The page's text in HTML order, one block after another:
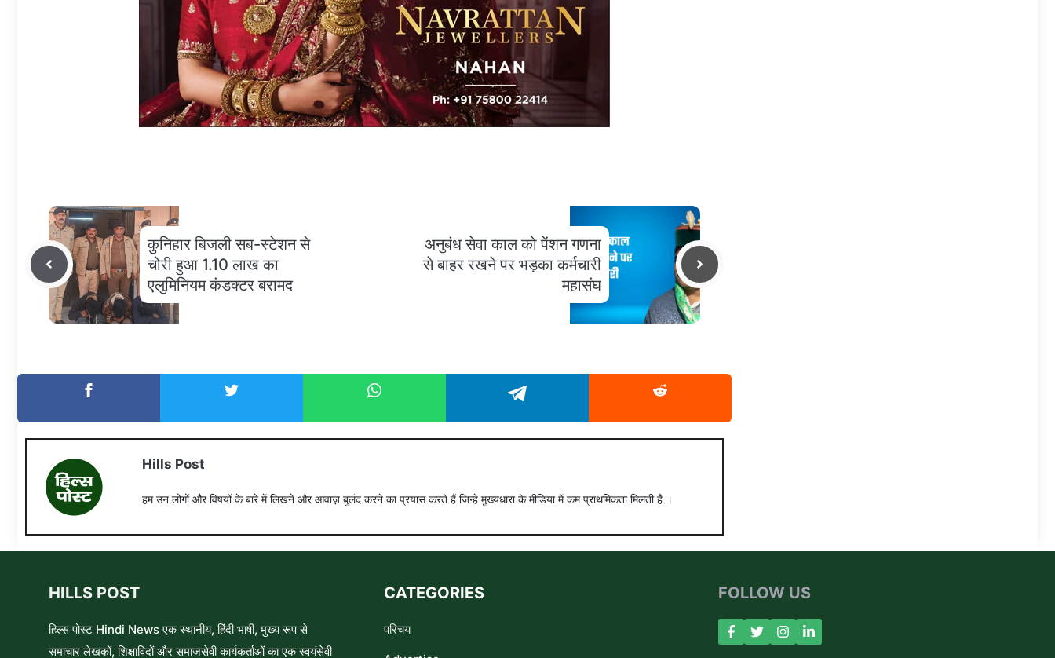
कुनिहार बिजली सब-स्टेशन से
चोरी हुआ 1.10 लाख का
एलुमिनियम कंडक्टर बरामद
अनुबंध सेवा काल को पेंशन गणना
से बाहर रखने पर भड़का कर्मचारी
महासंघ
Hills Post
हम उन लोगों और विषयों के बारे में लिखने और आवाज़ बुलंद करने का प्रयास करते हैं जिन्हे मुख्यधारा के मीडिया में कम प्राथमिकता मिलती है ।
HILLS POST
हिल्स पोस्ट Hindi News एक स्थानीय, हिंदी भाषी, मुख्य रूप से
समाचार लेखकों, शिक्षाविदों और समाजसेवी कार्यकर्ताओं का एक स्वयंसेवी
CATEGORIES
परिचय
FOLLOW US